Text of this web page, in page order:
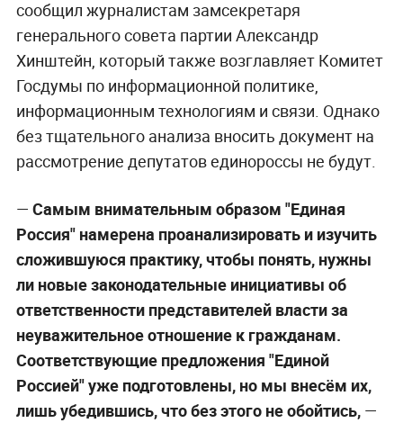
сообщил журналистам замсекретаря
генерального совета партии Александр
Хинштейн, который также возглавляет Комитет
Госдумы по информационной политике,
информационным технологиям и связи. Однако
без тщательного анализа вносить документ на
рассмотрение депутатов единороссы не будут.
— Самым внимательным образом "Единая
Россия" намерена проанализировать и изучить
сложившуюся практику, чтобы понять, нужны
ли новые законодательные инициативы об
ответственности представителей власти за
неуважительное отношение к гражданам.
Соответствующие предложения "Единой
Россией" уже подготовлены, но мы внесём их,
лишь убедившись, что без этого не обойтись, —